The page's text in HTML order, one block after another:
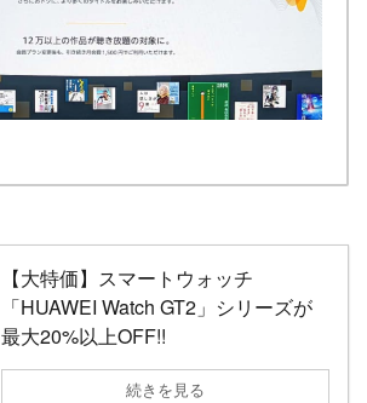
【大特価】スマートウォッチ
「HUAWEI Watch GT2」シリーズが
最大20%以上OFF!!
続きを見る